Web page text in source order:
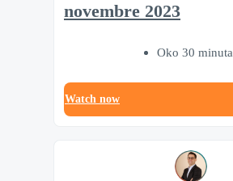
novembre 2023
Oko 30 minuta
Watch now